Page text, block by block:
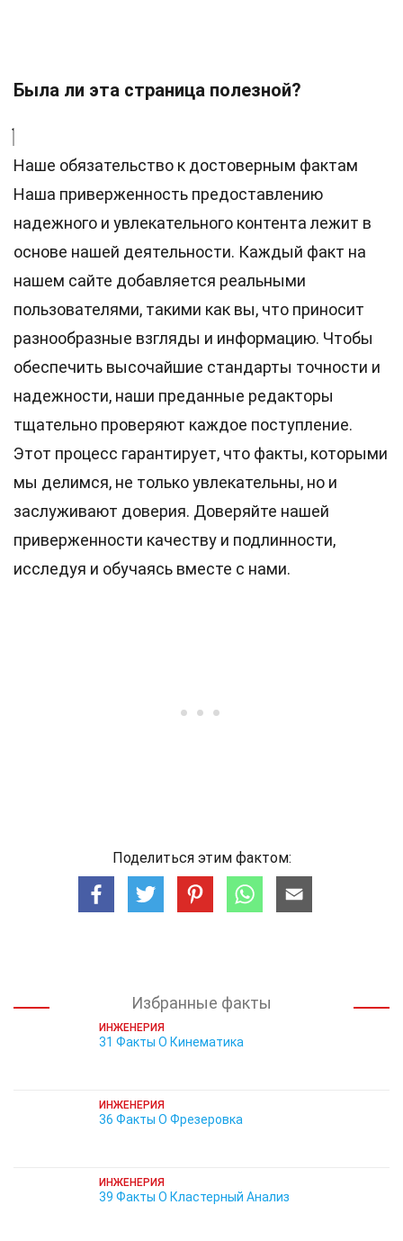
Была ли эта страница полезной?
Наше обязательство к достоверным фактам
Наша приверженность предоставлению
надежного и увлекательного контента лежит в
основе нашей деятельности. Каждый факт на
нашем сайте добавляется реальными
пользователями, такими как вы, что приносит
разнообразные взгляды и информацию. Чтобы
обеспечить высочайшие стандарты точности и
надежности, наши преданные редакторы
тщательно проверяют каждое поступление.
Этот процесс гарантирует, что факты, которыми
мы делимся, не только увлекательны, но и
заслуживают доверия. Доверяйте нашей
приверженности качеству и подлинности,
исследуя и обучаясь вместе с нами.
Поделиться этим фактом:
Избранные факты
ИНЖЕНЕРИЯ
31 Факты О Кинематика
ИНЖЕНЕРИЯ
36 Факты О Фрезеровка
ИНЖЕНЕРИЯ
39 Факты О Кластерный Анализ